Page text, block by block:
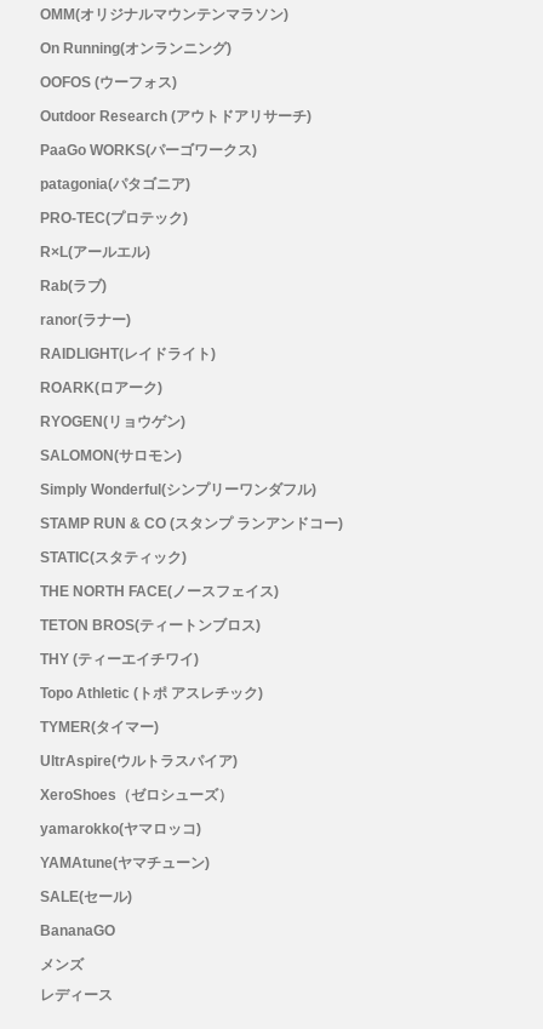
OMM(オリジナルマウンテンマラソン)
On Running(オンランニング)
OOFOS (ウーフォス)
Outdoor Research (アウトドアリサーチ)
PaaGo WORKS(パーゴワークス)
patagonia(パタゴニア)
PRO-TEC(プロテック)
R×L(アールエル)
Rab(ラブ)
ranor(ラナー)
RAIDLIGHT(レイドライト)
ROARK(ロアーク)
RYOGEN(リョウゲン)
SALOMON(サロモン)
Simply Wonderful(シンプリーワンダフル)
STAMP RUN & CO (スタンプ ランアンドコー)
STATIC(スタティック)
THE NORTH FACE(ノースフェイス)
TETON BROS(ティートンブロス)
THY (ティーエイチワイ)
Topo Athletic (トポ アスレチック)
TYMER(タイマー)
UltrAspire(ウルトラスパイア)
XeroShoes（ゼロシューズ）
yamarokko(ヤマロッコ)
YAMAtune(ヤマチューン)
SALE(セール)
BananaGO
メンズ
レディース